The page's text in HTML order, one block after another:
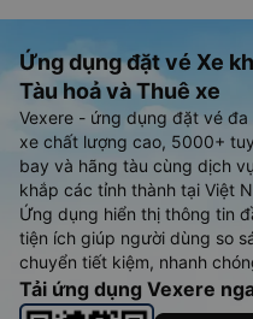
Ứng dụng đặt vé Xe
Tàu hoả và Thuê xe
Vexere - ứng dụng đặt vé
xe chất lượng cao, 5000+
bay và hãng tàu cùng dịch
khắp các tỉnh thành tại Việt
Ứng dụng hiển thị thông tin
tiện ích giúp người dùng so
chuyển tiết kiệm, nhanh
Tải ứng dụng Vexere